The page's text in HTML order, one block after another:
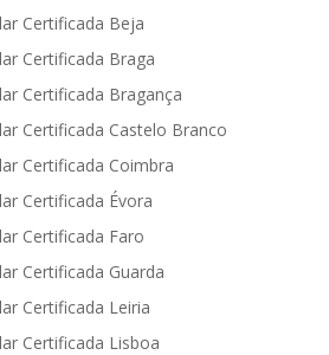
Certificada Beja
Certificada Braga
Certificada Bragança
Certificada Castelo Branco
Certificada Coimbra
Certificada Évora
Certificada Faro
Certificada Guarda
Certificada Leiria
Certificada Lisboa